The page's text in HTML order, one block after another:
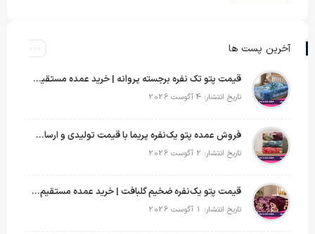
آخرین پست ها
قیمت پتو تک نفره برجسته پروانه | خرید عمده مستقیم با بهترین قیمت بازار
تاریخ انتشار: 4 آگوست 2026
فروش عمده پتو یک‌نفره پریما با قیمت تولیدی و ارسال به سراسر کشور
تاریخ انتشار: 2 آگوست 2026
قیمت پتو یک‌نفره ضخیم گلبافت | خرید عمده مستقیم با بهترین قیمت
تاریخ انتشار: 1 آگوست 2026